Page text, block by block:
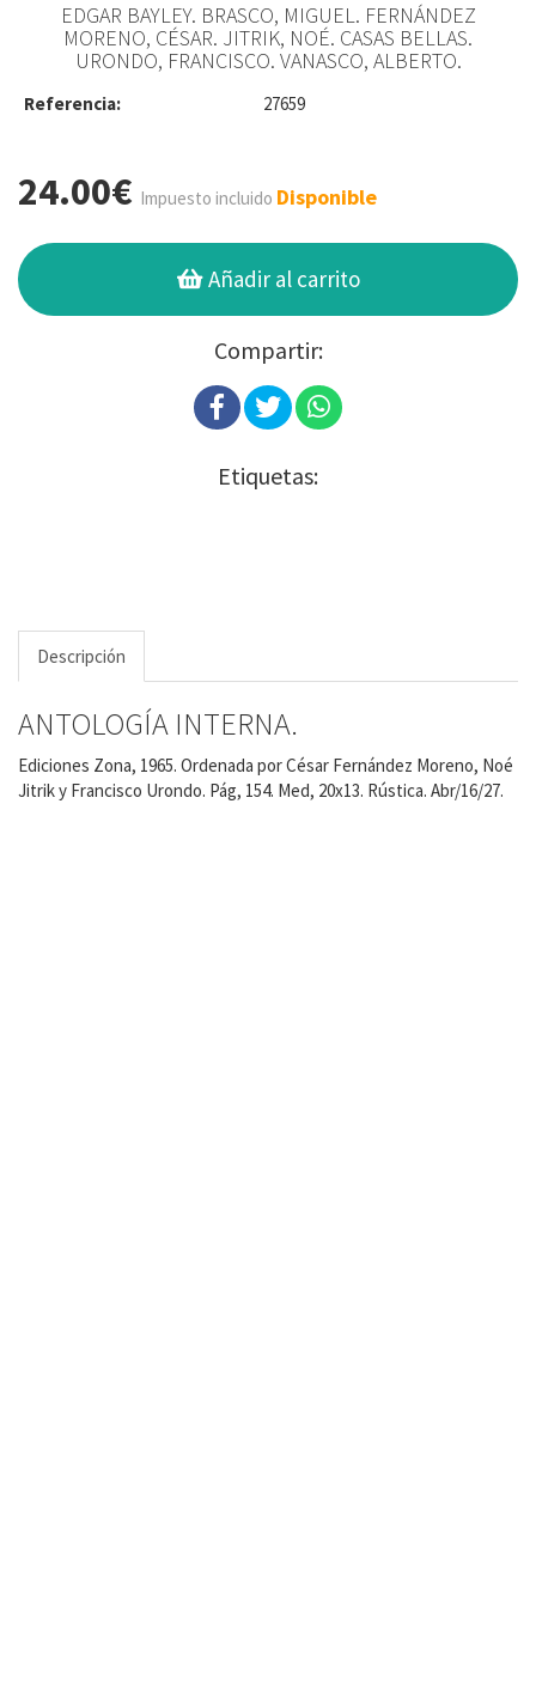
EDGAR BAYLEY. BRASCO, MIGUEL. FERNÁNDEZ
MORENO, CÉSAR. JITRIK, NOÉ. CASAS BELLAS.
URONDO, FRANCISCO. VANASCO, ALBERTO.
Referencia: 27659
24.00€ Impuesto incluido Disponible
Añadir al carrito
Compartir:
Etiquetas:
Descripción
ANTOLOGÍA INTERNA.
Ediciones Zona, 1965. Ordenada por César Fernández Moreno, Noé
Jitrik y Francisco Urondo. Pág, 154. Med, 20x13. Rústica. Abr/16/27.